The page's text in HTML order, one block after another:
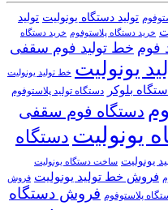
تولید دستگاه یونولیت تولید
خرید دستگاه پلاستوفوم خرید دستگاه
فوم خط تولید فوم سقفی
یونولیت خط تولید یونولیت
بلوکر دستگاه تولید پلاستوفوم
دستگاه فوم سقفی
یونولیت دستگاه
یونولیت ساخت دستگاه یونولیت
فروش خط تولید یونولیت فروش
پلاستوفوم فروش دستگاه